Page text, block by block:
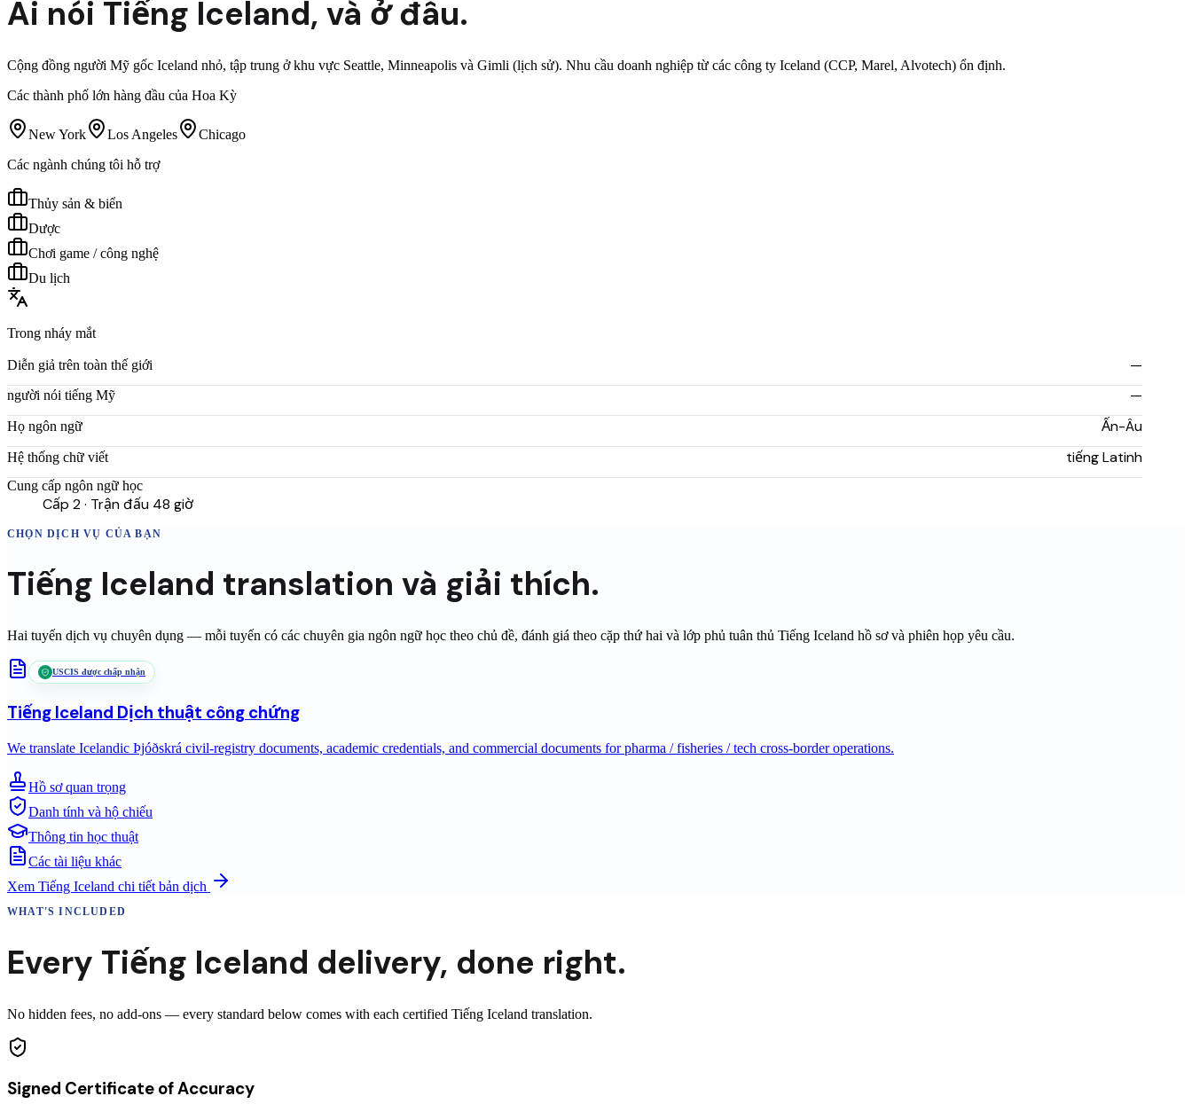
Ai nói Tiếng Iceland, và ở đâu.
Cộng đồng người Mỹ gốc Iceland nhỏ, tập trung ở khu vực Seattle, Minneapolis và Gimli (lịch sử). Nhu cầu doanh nghiệp từ các công ty Iceland (CCP, Marel, Alvotech) ổn định.
Các thành phố lớn hàng đầu của Hoa Kỳ
New York Los Angeles
Chicago
Các ngành chúng tôi hỗ trợ
Thủy sản & biển
Dược
Chơi game / công nghệ
Du lịch
Trong nháy mắt
Diễn giả trên toàn thế giới —
người nói tiếng Mỹ —
Họ ngôn ngữ Ấn-Âu
Hệ thống chữ viết tiếng Latinh
Cung cấp ngôn ngữ học
Cấp 2 · Trận đấu 48 giờ
CHỌN DỊCH VỤ CỦA BẠN
Tiếng Iceland translation và giải thích.
Hai tuyến dịch vụ chuyên dụng — mỗi tuyến có các chuyên gia ngôn ngữ học theo chủ đề, đánh giá theo cặp thứ hai và lớp phủ tuân thủ Tiếng Iceland hồ sơ và phiên họp yêu cầu.
USCIS được chấp nhận
Tiếng Iceland Dịch thuật công chứng
We translate Icelandic Þjóðskrá civil-registry documents, academic credentials, and commercial documents for pharma / fisheries / tech cross-border operations.
Hồ sơ quan trọng
Danh tính và hộ chiếu
Thông tin học thuật
Các tài liệu khác
Xem Tiếng Iceland chi tiết bản dịch
WHAT'S INCLUDED
Every Tiếng Iceland delivery, done right.
No hidden fees, no add-ons — every standard below comes with each certified Tiếng Iceland translation.
Signed Certificate of Accuracy